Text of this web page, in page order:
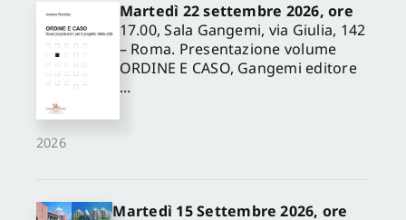
2026
Martedì 22 settembre 2026, ore
17.00, Sala Gangemi, via Giulia, 142
– Roma. Presentazione volume
ORDINE E CASO, Gangemi editore
...
Martedì 15 Settembre 2026, ore